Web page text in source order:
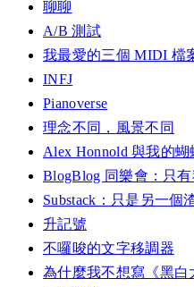
聊聊
A/B 測試
我最愛的三個 MIDI 檔
INFJ
Pianoverse
理念不同，風景不同
Alex Honnold 與我的
BlogBlog 同樂會：只有
Substack：只是另一個
升記號
不囉唆的文字移調器
為什麼我不想寫《黑白